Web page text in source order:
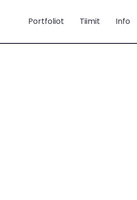
Portfoliot Tiimit Info